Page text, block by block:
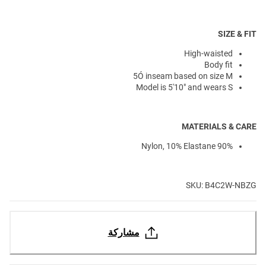
SIZE & FIT
High-waisted
Body fit
5Ó inseam based on size M
Model is 5'10" and wears S
MATERIALS & CARE
90% Nylon, 10% Elastane
SKU: B4C2W-NBZG
مشاركة